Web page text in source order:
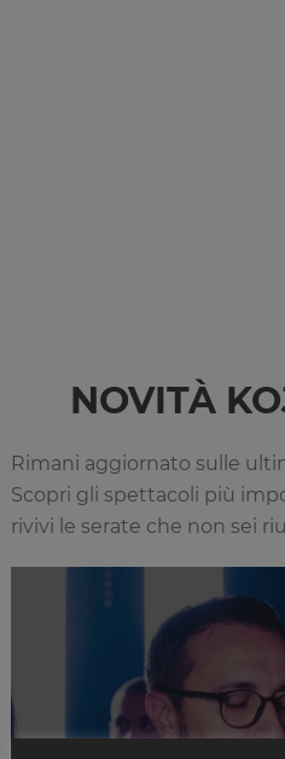
NOVITÀ
Rimani aggiornato sulle
Scopri gli spettacoli più
rivivi le serate che non sei